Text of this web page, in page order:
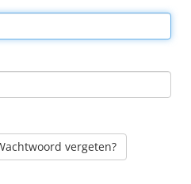
vergeten?